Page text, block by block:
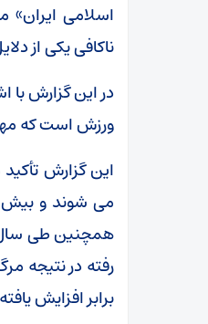
اسلامی
ناکافی یکی از
در این گزارش با
ورزش است که
برابر افزایش